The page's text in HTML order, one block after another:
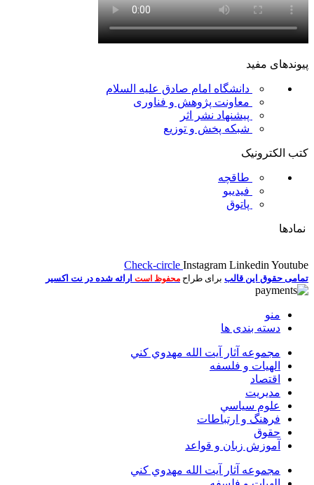
پیوندهای مفید
دانشگاه امام صادق علیه السلام
معاونت پژوهش و فناوری
پیشنهاد نشر اثر
شبکه پخش و توزیع
کتب الکترونیک
طاقچه
فیدیبو
پاتوق
نمادها
Check-circle Instagram Linkedin Youtube
تمامی حقوق این قالب برای طراح محفوظ است ارائه شده در نت اکسیر
منو
دسته بندی ها
مجموعه آثار آيت الله مهدوي كني
الهیات و فلسفه
اقتصاد
مديريت
علوم سياسي
فرهنگ و ارتباطات
حقوق
آموزش زبان و قواعد
مجموعه آثار آيت الله مهدوي كني